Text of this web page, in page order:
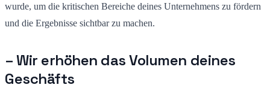
wurde, um die kritischen Bereiche deines Unternehmens zu fördern
und die Ergebnisse sichtbar zu machen.
– Wir erhöhen das Volumen deines
Geschäfts